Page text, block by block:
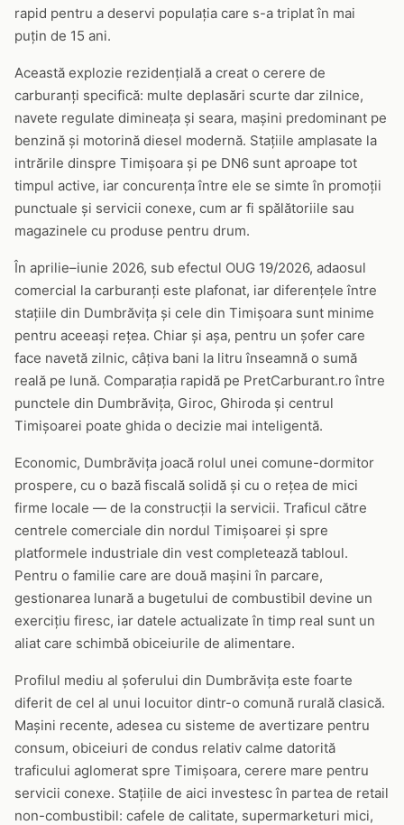
rapid pentru a deservi populația care s-a triplat în mai
puțin de 15 ani.
Această explozie rezidențială a creat o cerere de
carburanți specifică: multe deplasări scurte dar zilnice,
navete regulate dimineața și seara, mașini predominant pe
benzină și motorină diesel modernă. Stațiile amplasate la
intrările dinspre Timișoara și pe DN6 sunt aproape tot
timpul active, iar concurența între ele se simte în promoții
punctuale și servicii conexe, cum ar fi spălătoriile sau
magazinele cu produse pentru drum.
În aprilie–iunie 2026, sub efectul OUG 19/2026, adaosul
comercial la carburanți este plafonat, iar diferențele între
stațiile din Dumbrăvița și cele din Timișoara sunt minime
pentru aceeași rețea. Chiar și așa, pentru un șofer care
face navetă zilnic, câțiva bani la litru înseamnă o sumă
reală pe lună. Comparația rapidă pe PretCarburant.ro între
punctele din Dumbrăvița, Giroc, Ghiroda și centrul
Timișoarei poate ghida o decizie mai inteligentă.
Economic, Dumbrăvița joacă rolul unei comune-dormitor
prospere, cu o bază fiscală solidă și cu o rețea de mici
firme locale — de la construcții la servicii. Traficul către
centrele comerciale din nordul Timișoarei și spre
platformele industriale din vest completează tabloul.
Pentru o familie care are două mașini în parcare,
gestionarea lunară a bugetului de combustibil devine un
exercițiu firesc, iar datele actualizate în timp real sunt un
aliat care schimbă obiceiurile de alimentare.
Profilul mediu al șoferului din Dumbrăvița este foarte
diferit de cel al unui locuitor dintr-o comună rurală clasică.
Mașini recente, adesea cu sisteme de avertizare pentru
consum, obiceiuri de condus relativ calme datorită
traficului aglomerat spre Timișoara, cerere mare pentru
servicii conexe. Stațiile de aici investesc în partea de retail
non-combustibil: cafele de calitate, supermarketuri mici,